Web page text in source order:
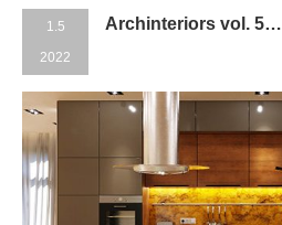
1.5
2022
Archinteriors vol. 5…